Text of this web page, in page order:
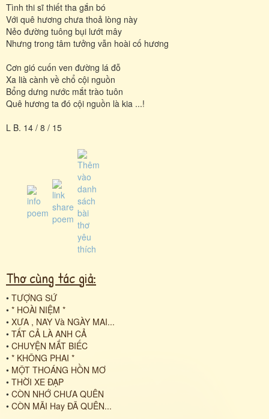
Tình thi sĩ thiết tha gắn bó
Với quê hương chưa thoả lòng này
Nẻo đường tuông bụi lướt mây
Nhưng trong tâm tưởng vẫn hoài cố hương
Cơn gió cuốn ven đường lá đỗ
Xa lià cành về chổ cội nguồn
Bổng dưng nước mắt trào tuôn
Quê hương ta đó cội nguồn là kia ...!
L B. 14 / 8 / 15
Thơ cùng tác giả:
• TƯỢNG SỨ
• * HOÀl NIỆM *
• XƯA , NAY Và NGÀY MAI...
• TẤT CẢ LÀ ANH CẢ
• CHUYỆN MẮT BIẾC
• * KHÔNG PHAI *
• MỘT THOÁNG HỒN MƠ
• THỜI XE ĐẠP
• CÒN NHỚ CHƯA QUÊN
• CÒN MÃI Hay ĐÃ QUÊN...